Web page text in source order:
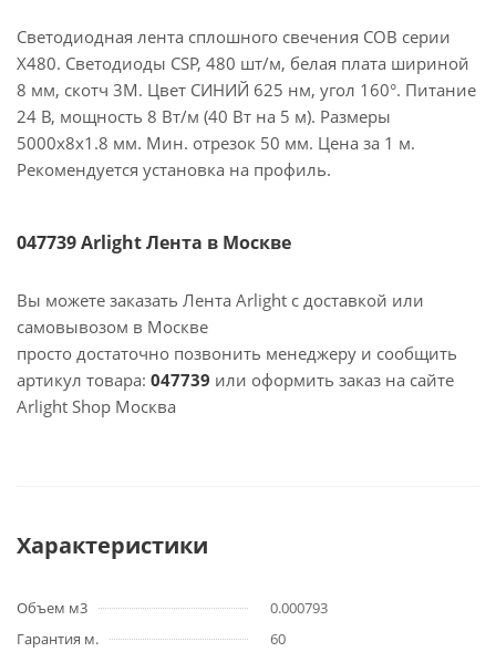
Светодиодная лента сплошного свечения COB серии
X480. Светодиоды CSP, 480 шт/м, белая плата шириной
8 мм, скотч 3M. Цвет СИНИЙ 625 нм, угол 160°. Питание
24 В, мощность 8 Вт/м (40 Вт на 5 м). Размеры
5000х8х1.8 мм. Мин. отрезок 50 мм. Цена за 1 м.
Рекомендуется установка на профиль.
047739 Arlight Лента в Москве
Вы можете заказать Лента Arlight с доставкой или
самовывозом в Москве
просто достаточно позвонить менеджеру и сообщить
артикул товара: 047739 или оформить заказ на сайте
Arlight Shop Москва
Характеристики
Объем м3
0.000793
Гарантия м.
60